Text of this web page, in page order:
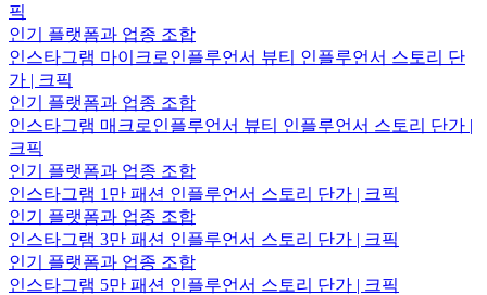
픽
인기 플랫폼과 업종 조합
인스타그램 마이크로인플루언서 뷰티 인플루언서 스토리 단
가 | 크픽
인기 플랫폼과 업종 조합
인스타그램 매크로인플루언서 뷰티 인플루언서 스토리 단가 |
크픽
인기 플랫폼과 업종 조합
인스타그램 1만 패션 인플루언서 스토리 단가 | 크픽
인기 플랫폼과 업종 조합
인스타그램 3만 패션 인플루언서 스토리 단가 | 크픽
인기 플랫폼과 업종 조합
인스타그램 5만 패션 인플루언서 스토리 단가 | 크픽